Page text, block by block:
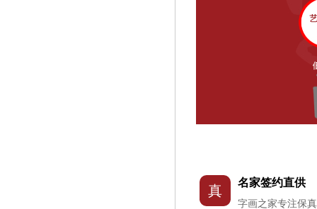
真
名家签约直供
字画之家专注保